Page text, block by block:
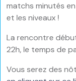
matchs minutés
et les niveaux !
La rencontre
22h, le temps de
Vous serez des